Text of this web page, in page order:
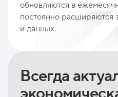
обновляются в
постоянно расширяются
и данных.
Всегда